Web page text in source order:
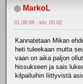
MarkoL
01.08.08 - klo: 00.02
Kannatetaan Mikan
heti tuleekaan mutta
vaan on aika paljon
hissukseen ja sais
kilpailuihin liittyvistä